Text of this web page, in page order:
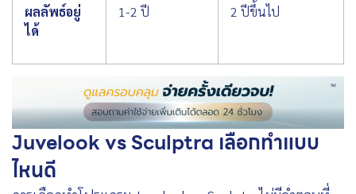
ผลลัพธ์อยู่
ได้
1-2 ปี 2 ปีขึ้นไป
Juvelook vs Sculptra เลือกทำแบบ
ไหนดี